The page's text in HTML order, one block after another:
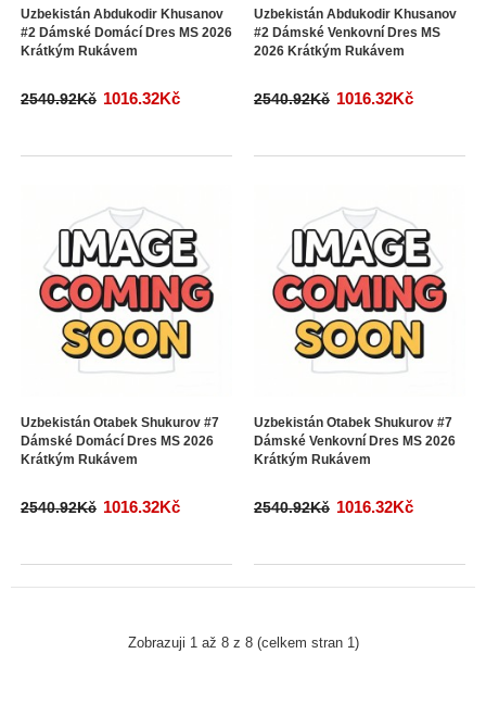
Uzbekistán Abdukodir Khusanov
#2 Dámské Domácí Dres MS 2026
Krátkým Rukávem
2540.92Kč 1016.32Kč
Uzbekistán Abdukodir Khusanov
#2 Dámské Venkovní Dres MS
2026 Krátkým Rukávem
2540.92Kč 1016.32Kč
Uzbekistán Otabek Shukurov #7
Dámské Domácí Dres MS 2026
Krátkým Rukávem
2540.92Kč 1016.32Kč
Uzbekistán Otabek Shukurov #7
Dámské Venkovní Dres MS 2026
Krátkým Rukávem
2540.92Kč 1016.32Kč
Zobrazuji 1 až 8 z 8 (celkem stran 1)